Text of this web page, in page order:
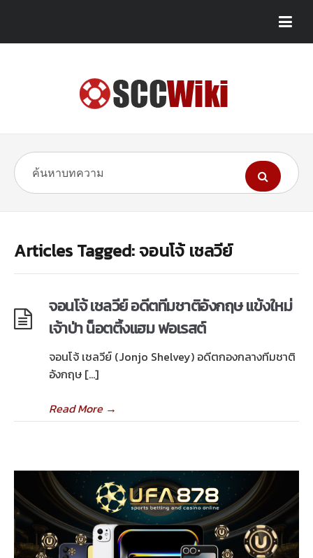
Articles Tagged: จอนโจ้ เชลวีย์
จอนโจ้ เชลวีย์ อดีตทีมชาติอังกฤษ แข้งใหม่
เจ้าป่า น็อตติ้งแฮม ฟอเรสต์
จอนโจ้ เชลวีย์ (Jonjo Shelvey) อดีตกองกลางทีมชาติ
อังกฤษ […]
Read More→